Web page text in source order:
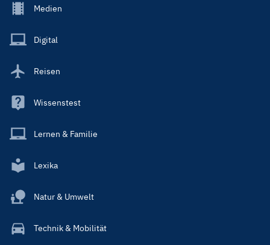
Footer
Main
Medien
Digital
Reisen
Wissenstest
Lernen & Familie
Lexika
Natur & Umwelt
Technik & Mobilität